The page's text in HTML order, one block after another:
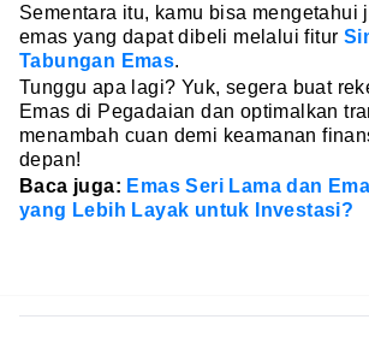
Sementara itu, kamu bisa mengetahui
emas yang dapat dibeli melalui fitur
Tabungan Emas.
Tunggu apa lagi? Yuk, segera buat
Emas di Pegadaian dan optimalkan
menambah cuan demi keamanan
depan!
Baca juga: Emas Seri Lama dan
yang Lebih Layak untuk Investasi?